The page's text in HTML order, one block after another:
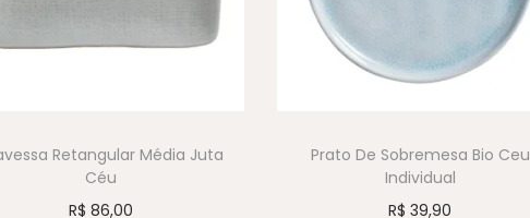
Retangular Média Juta
Céu
R$ 86,00
Prato De Sobremesa Bio Ceu
Individual
R$ 39,90